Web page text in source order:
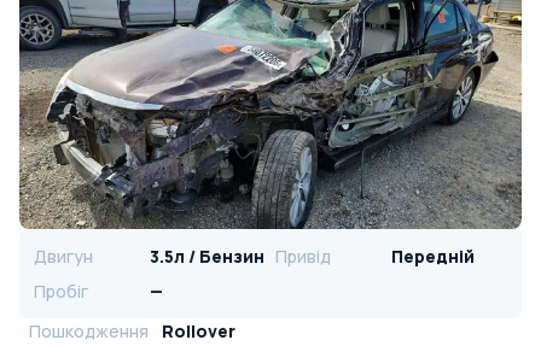
Двигун 3.5л / Бензин Привід
Передній
Пробіг
—
Пошкодження
Rollover